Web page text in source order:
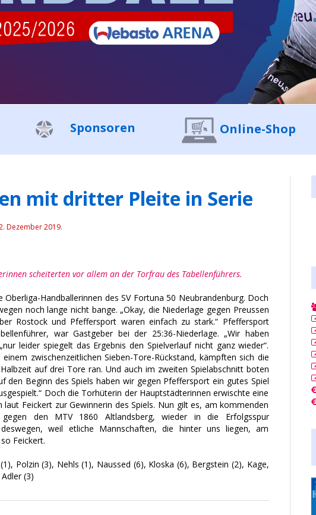
Sponsoren Online-Shop
mit dritter Pleite in Serie
Dezember 2019.
scheiterten vor allem an der Torfrau des Tabellenführers.
Handballerinnen des SV Fortuna 50 Neubrandenburg. Doch
noch lange nicht bange. „Okay, die Niederlage gegen Preussen
Rostock und Pfeffersport waren einfach zu stark.“ Pfeffersport
war Gastgeber bei der 25:36-Niederlage. „Wir haben
leider spiegelt das Ergebnis den Spielverlauf nicht ganz wieder“.
zwischenzeitlichen Sieben-Tore-Rückstand, kämpften sich die
auf drei Tore ran. Und auch im zweiten Spielabschnitt boten
den Beginn des Spiels haben wir gegen Pfeffersport ein gutes Spiel
Doch die Torhüterin der Hauptstädterinnen erwischte eine
laut Feickert zur Gewinnerin des Spiels. Nun gilt es, am kommenden
gegen den MTV 1860 Altlandsberg, wieder in die Erfolgsspur
deswegen, weil etliche Mannschaften, die hinter uns liegen, am
Feickert.
Polzin (3), Nehls (1), Naussed (6), Kloska (6), Bergstein (2), Kage,
(3)